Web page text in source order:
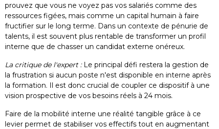
prouvez que vous ne voyez pas vos salariés comme des
ressources figées, mais comme un capital humain à faire
fructifier sur le long terme. Dans un contexte de pénurie de
talents, il est souvent plus rentable de transformer un profil
interne que de chasser un candidat externe onéreux.
La critique de l'expert :Le principal défi restera la gestion de
la frustration si aucun poste n'est disponible en interne après
la formation. Il est donc crucial de coupler ce dispositif à une
vision prospective de vos besoins réels à 24 mois.
Faire de la mobilité interne une réalité tangible grâce à ce
levier permet de stabiliser vos effectifs tout en augmentant